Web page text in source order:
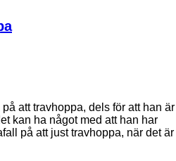
att travhoppa, dels för att han är
kan ha något med att han har
på att just travhoppa, när det är